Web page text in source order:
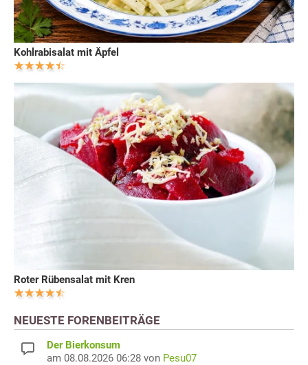
Kohlrabisalat mit Äpfel
Roter Rübensalat mit Kren
NEUESTE FORENBEITRÄGE
Der Bierkonsum
am 08.08.2026 06:28 von Pesu07